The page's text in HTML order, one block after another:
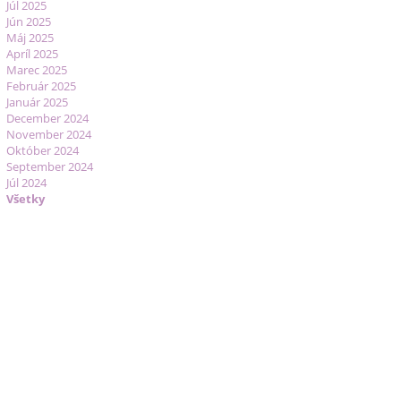
Júl 2025
Jún 2025
Máj 2025
Apríl 2025
Marec 2025
Február 2025
Január 2025
December 2024
November 2024
Október 2024
September 2024
Júl 2024
Všetky